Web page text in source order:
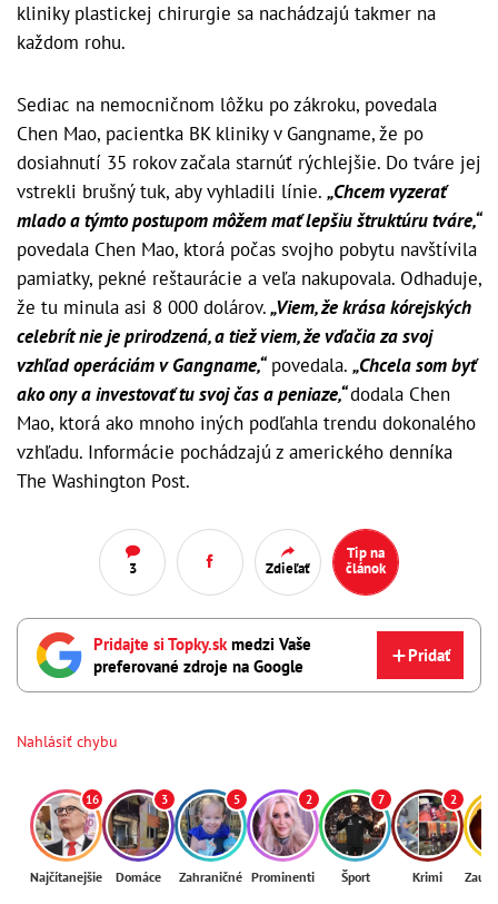
kliniky plastickej chirurgie sa nachádzajú takmer na
každom rohu.
Sediac na nemocničnom lôžku po zákroku, povedala
Chen Mao, pacientka BK kliniky v Gangname, že po
dosiahnutí 35 rokov začala starnúť rýchlejšie. Do tváre jej
vstrekli brušný tuk, aby vyhladili línie. „Chcem vyzerať
mlado a týmto postupom môžem mať lepšiu štruktúru tváre,“
povedala Chen Mao, ktorá počas svojho pobytu navštívila
pamiatky, pekné reštaurácie a veľa nakupovala. Odhaduje,
že tu minula asi 8 000 dolárov.„Viem, že krása kórejských
celebrít nie je prirodzená, a tiež viem, že vďačia za svoj
vzhľad operáciám v Gangname,“povedala. „Chcela som byť
ako ony a investovať tu svoj ​​čas a peniaze,“dodala Chen
Mao, ktorá ako mnoho iných podľahla trendu dokonalého
vzhľadu. Informácie pochádzajú z amerického denníka
The Washington Post.
3 Zdieľať
Tip na
článok
Pridajte si Topky.sk medzi Vaše
preferované zdroje na Google
Pridať
Nahlásiť chybu
16
Najčítanejšie
3
Domáce
5
Zahraničné
2
Prominenti
7
Šport
2
Krimi